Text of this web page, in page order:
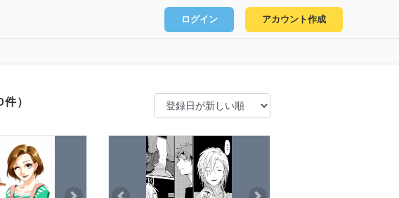
ログイン アカウント作成
）